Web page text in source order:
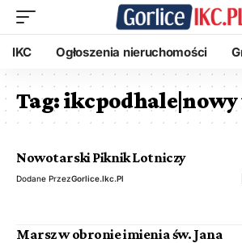
IKC Ogłoszenia nieruchomości
Tag:ikcpodhale|nowy
Nowotarski Piknik Lotniczy
Dodane PrzezGorlice.ikc.pl
Marsz w obronie imienia św. Jana